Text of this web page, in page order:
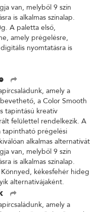
van, melyből 9 szín
is alkalmas színalap.
A paletta első,
amely prégelésre,
nyomtatásra is
amely a
a Color Smooth
tapintású kreatív
felülettel rendelkezik. A
tapintható prégelési
alkalmas alternatívát
van, melyből 9 szín
is alkalmas színalap.
kékesfehér hideg
alternatívájaként.
amely a